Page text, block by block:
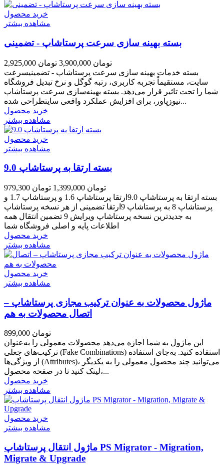
خرید محصول
مشاهده بیشتر
بسته بهینه سازی سرعت پرستاشاپ - تضمینی
2,925,000 تومان 3,900,000 تومان
بسته خدمات بهینه سازی سرعت پرستاشاپ - تضمینیسرعت
سایت، مستقیماً تجربه کاربری، رتبه گوگل و نرخ تبدیل فروشگاه
شما را تحت تاثیر قرار می‌دهد. بسته بهینه‌سازی سرعت پرستاشاپ
نیوزپاور، برای افزایش عملکرد واقعی سایتطراحی شده...
خرید محصول
مشاهده بیشتر
خرید محصول
مشاهده بیشتر
بسته ارتقا به پرستاشاپ 9.0
979,300 تومان 1,399,000 تومان
بسته ارتقا به پرستاشاپ 9.0ارتقا پرستاشاپ 1.6 و پرستاشاپ 1.7 و
پرستاشاپ 8 به پرستاشاپ 9ارتقا تضمینی از هر نسخه پرستاشاپ
به جدیدترین نسخه پرستاشاپ ویرایش 9 تضمین انتقال همه
اطلاعات پایه و اصلی فروشگاه شما
خرید محصول
مشاهده بیشتر
خرید محصول
مشاهده بیشتر
ماژول محصولات به‌ عنوان ترکیب‌ مجازی پرستاشاپ –
اتصال محصولات به هم
899,000 تومان
این ماژول به شما اجازه می‌دهد محصولات معمولی را به‌عنوان
ترکیب‌های جعلی (Fake Combinations) استفاده کنید. به‌جای استفاده
از ویژگی‌ها (Attributes)، می‌توانید چند محصول معمولی را به یکدیگر
لینک کنید تا در صفحه محصول،...
خرید محصول
مشاهده بیشتر
خرید محصول
مشاهده بیشتر
ماژول انتقال پرستاشاپ PS Migrator - Migration,
Migrate & Upgrade